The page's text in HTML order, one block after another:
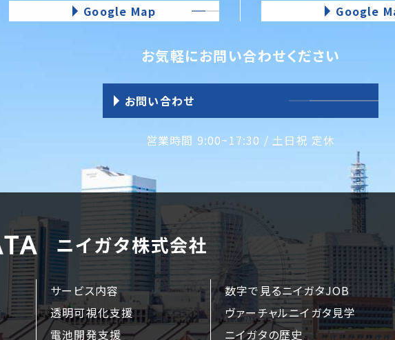
Google Map
Google
お気軽にお問い合わせください
お問い合わせ
営業時間 9:00~17:30 / 土日祝 定休
サービス内容
透明可視化支援
電池開発支援
数字で見るニイガタJOB
ヴァーチャルニイガタ見学
ニイガタの歴史